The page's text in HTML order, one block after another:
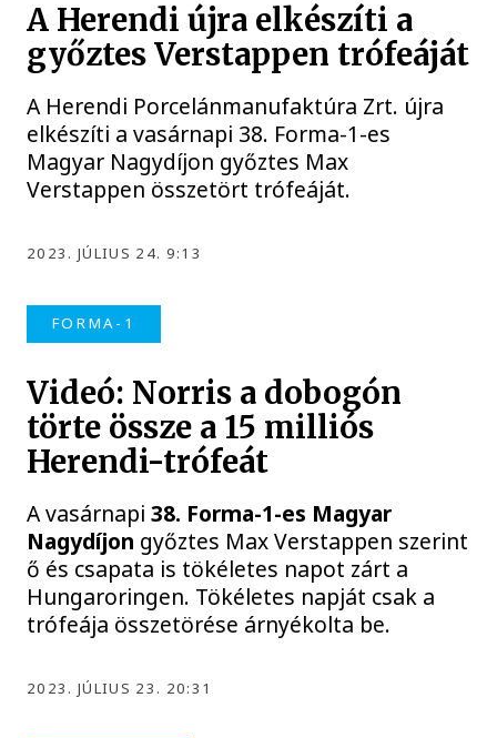
A Herendi újra elkészíti a
győztes Verstappen trófeáját
A Herendi Porcelánmanufaktúra Zrt. újra
elkészíti a vasárnapi 38. Forma-1-es
Magyar Nagydíjon győztes Max
Verstappen összetört trófeáját.
2023. JÚLIUS 24. 9:13
FORMA-1
Videó: Norris a dobogón
törte össze a 15 milliós
Herendi-trófeát
A vasárnapi38. Forma-1-es Magyar
Nagydíjon győztes Max Verstappen szerint
ő és csapata is tökéletes napot zárt a
Hungaroringen. Tökéletes napját csak a
trófeája összetörése árnyékolta be.
2023. JÚLIUS 23. 20:31